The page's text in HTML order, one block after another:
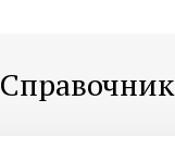
Справочник